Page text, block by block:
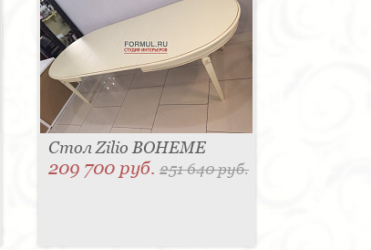
Стол Zilio BOHEME
209 700 руб.251 640 руб.